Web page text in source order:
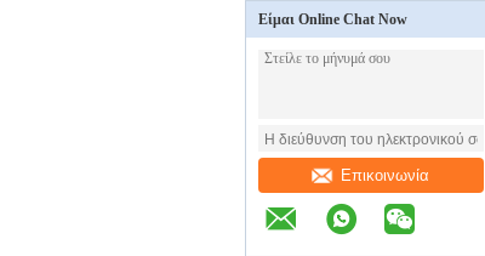
Είμαι Online Chat Now
Επικοινωνία